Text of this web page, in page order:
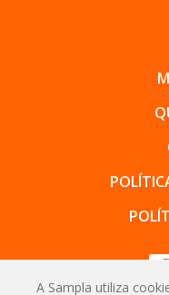
A Sampla utiliza